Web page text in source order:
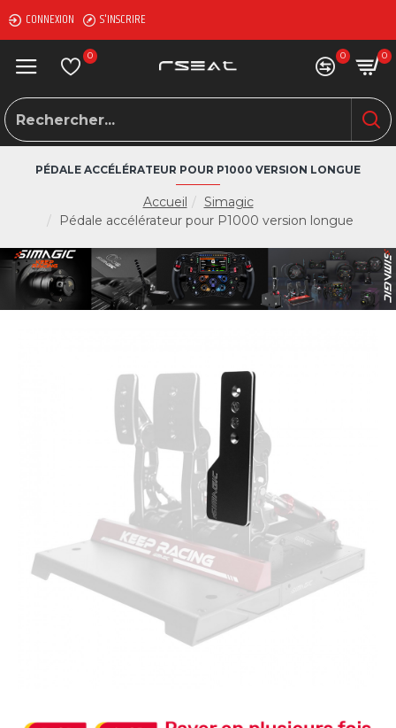
CONNEXION S'INSCRIRE
0 0 0
Accueil
Simagic
Pédale accélérateur pour P1000 version longue
PÉDALE ACCÉLÉRATEUR POUR P1000 VERSION LONGUE